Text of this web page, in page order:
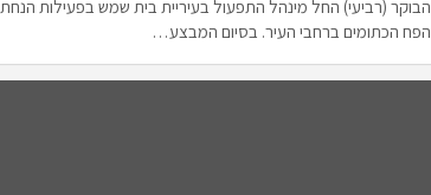
הבוקר (רביעי) החל מינהל התפעול בעיריית בית שמש בפעילות הנחת
הפח הכתומים ברחבי העיר. בסיום המבצע…